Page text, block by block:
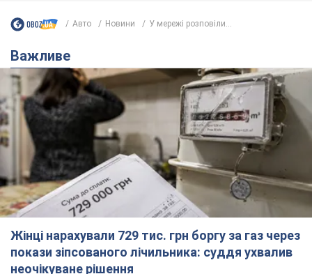
Авто Новини У мережі розповіли...
Важливе
Жінці нарахували 729 тис. грн боргу за газ через
покази зіпсованого лічильника: суддя ухвалив
неочікуване рішення